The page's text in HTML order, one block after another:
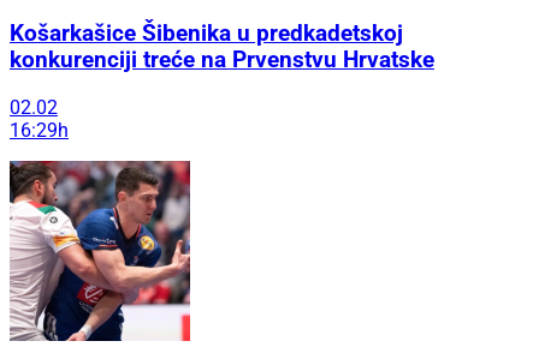
Košarkašice Šibenika u predkadetskoj
konkurenciji treće na Prvenstvu Hrvatske
02.02
16:29h